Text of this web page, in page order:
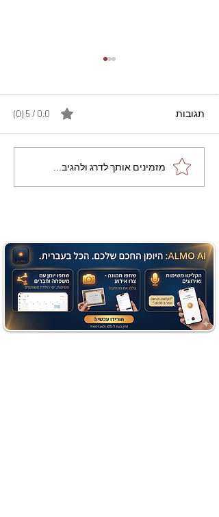
מתכון מנצח עוגת מייפל
שוקולד בחושה וקלה - זיוה
תגובות 0.0 / 5 ‏(0)
מזמינים אותך לדרג ולהגיב...